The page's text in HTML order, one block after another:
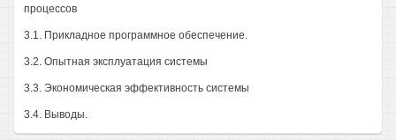
процессов
3.1. Прикладное программное обеспечение.
3.2. Опытная эксплуатация системы
3.3. Экономическая эффективность системы
3.4. Выводы.